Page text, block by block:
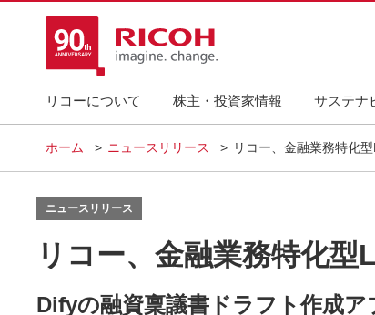
リコーについて 株主・投資家情報 サステナ
ホーム ニュースリリース リコー、金融業務特化
ニュースリリース
リコー、金融業務特化
Difyの融資稟議書ドラフト作成